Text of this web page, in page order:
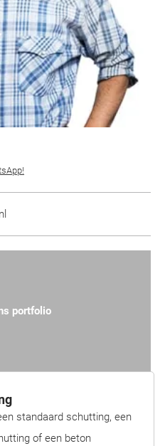
portfolio
standaard schutting, een
of een beton